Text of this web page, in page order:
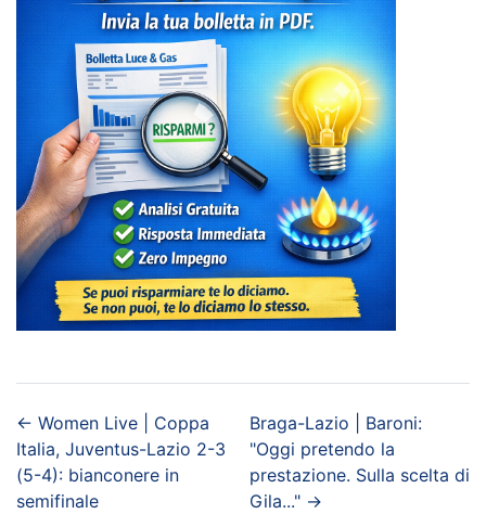
← Women Live | Coppa
Italia, Juventus-Lazio 2-3
(5-4): bianconere in
semifinale
Braga-Lazio | Baroni:
"Oggi pretendo la
prestazione. Sulla scelta di
Gila..."→